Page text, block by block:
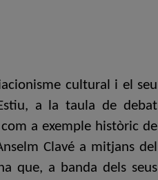
cultural i el seu
a la taula de debat
com a exemple històric de
Clavé a mitjans del
que, a banda dels seus